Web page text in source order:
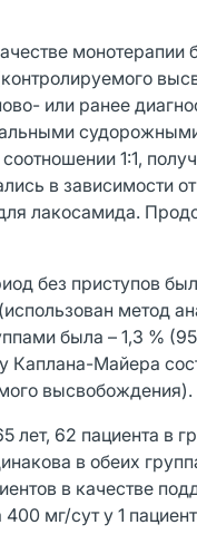
или ранее
1:1,
в зависимости
лакосамида.
без приступов
была – 1,3 %
Каплана-Майера
высвобождения).
лет, 62 пациента в
в обеих
в качестве
мг/сут у 1